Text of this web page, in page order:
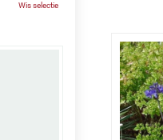
Wis selectie